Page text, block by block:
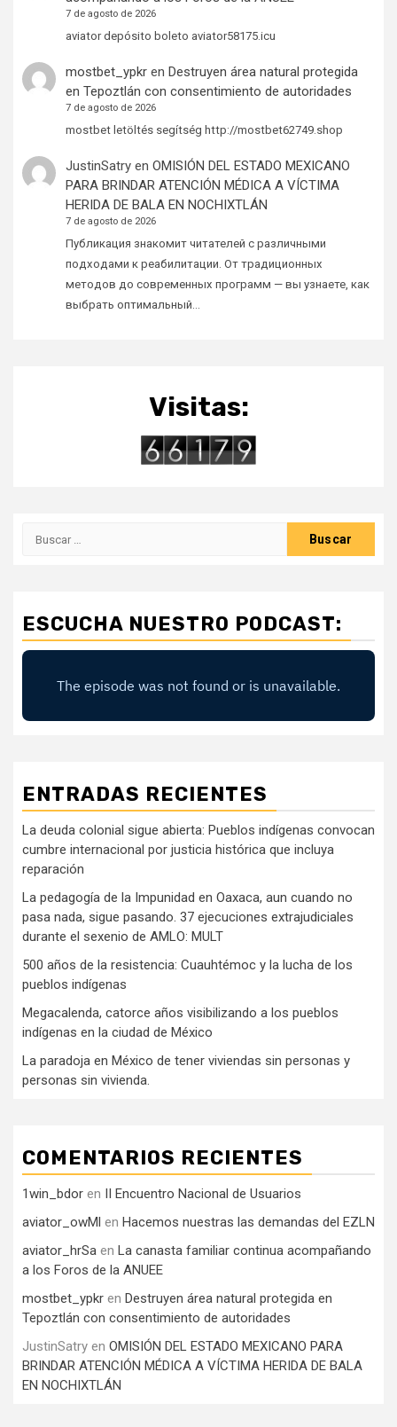
7 de agosto de 2026
aviator depósito boleto aviator58175.icu
mostbet_ypkren Destruyen área natural protegida
en Tepoztlán con consentimiento de autoridades
7 de agosto de 2026
mostbet letöltés segítség http://mostbet62749.shop
JustinSatryen OMISIÓN DEL ESTADO MEXICANO
PARA BRINDAR ATENCIÓN MÉDICA A VÍCTIMA
HERIDA DE BALA EN NOCHIXTLÁN
7 de agosto de 2026
Публикация знакомит читателей с различными
подходами к реабилитации. От традиционных
методов до современных программ — вы узнаете, как
выбрать оптимальный…
Visitas:
ESCUCHA NUESTRO PODCAST:
ENTRADAS RECIENTES
La deuda colonial sigue abierta: Pueblos indígenas convocan
cumbre internacional por justicia histórica que incluya
reparación
La pedagogía de la Impunidad en Oaxaca, aun cuando no
pasa nada, sigue pasando. 37 ejecuciones extrajudiciales
durante el sexenio de AMLO: MULT
500 años de la resistencia: Cuauhtémoc y la lucha de los
pueblos indígenas
Megacalenda, catorce años visibilizando a los pueblos
indígenas en la ciudad de México
La paradoja en México de tener viviendas sin personas y
personas sin vivienda.
COMENTARIOS RECIENTES
1win_bdor en
II Encuentro Nacional de Usuarios
aviator_owMl en Hacemos nuestras las demandas del EZLN
aviator_hrSa en La canasta familiar continua acompañando
a los Foros de la ANUEE
mostbet_ypkr en Destruyen área natural protegida en
Tepoztlán con consentimiento de autoridades
JustinSatry en OMISIÓN DEL ESTADO MEXICANO PARA
BRINDAR ATENCIÓN MÉDICA A VÍCTIMA HERIDA DE BALA
EN NOCHIXTLÁN